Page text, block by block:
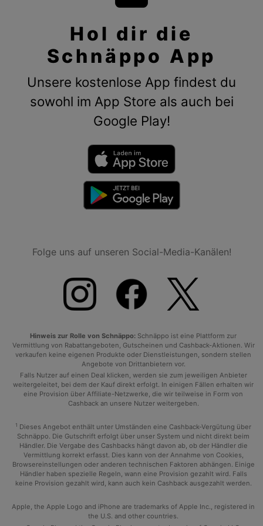
Hol dir die
Schnäppo App
Unsere kostenlose App findest du
sowohl im App Store als auch bei
Google Play!
Folge uns auf unseren Social-Media-Kanälen!
Hinweis zur Rolle von Schnäppo: Schnäppo ist eine Plattform zur
Vermittlung von Rabattangeboten, Gutscheinen und Cashback-Aktionen. Wir
verkaufen keine eigenen Produkte oder Dienstleistungen, sondern stellen
Angebote von Drittanbietern vor.
Falls Nutzer auf einen Deal klicken, werden sie zum jeweiligen Anbieter
weitergeleitet, bei dem der Kauf direkt erfolgt. In einigen Fällen erhalten wir
eine Provision über Affiliate-Netzwerke, die wir teilweise in Form von
Cashback an unsere Nutzer weitergeben.
1 Dieses Angebot enthält unter Umständen eine Cashback-Vergütung über
Schnäppo. Die Gutschrift erfolgt über unser System und nicht direkt beim
Händler. Die Vergabe des Cashbacks hängt davon ab, ob der Händler die
Vermittlung korrekt erfasst. Dies kann von der Annahme von Cookies,
Browsereinstellungen oder anderen technischen Faktoren abhängen. Einige
Händler haben spezielle Regeln, wann eine Provision gezahlt wird. Falls
keine Provision gezahlt wird, kann auch kein Cashback ausgezahlt werden.
Apple, the Apple Logo and iPhone are trademarks of Apple Inc., registered in
the U.S. and other countries.